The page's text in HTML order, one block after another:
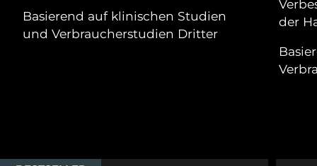
Basierend auf klinischen Studien
und Verbraucherstudien Dritter
der
FOREO APP
Jersey Erwartete Lieferung 8/15/26
8/10/26